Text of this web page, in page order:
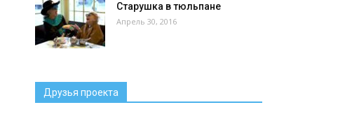
Старушка в тюльпане
Апрель 30, 2016
Друзья проекта